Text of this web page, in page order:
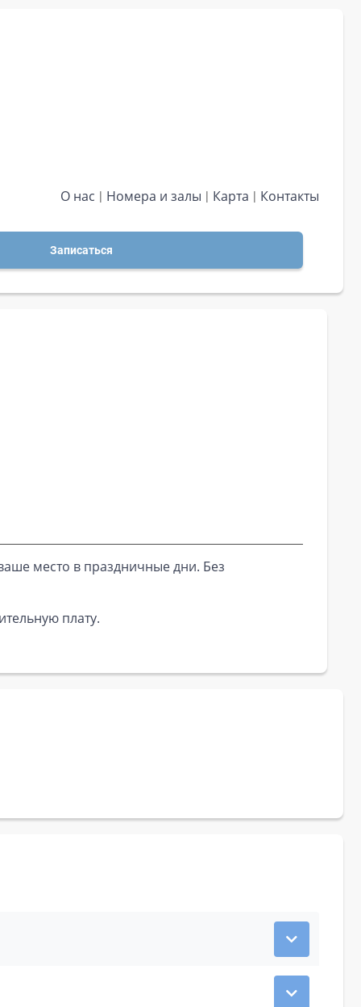
О нас Номера и залы Карта Контакты
Записаться
место в праздничные дни. Без
плату.